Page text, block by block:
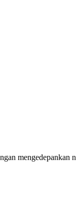
mengedepankan